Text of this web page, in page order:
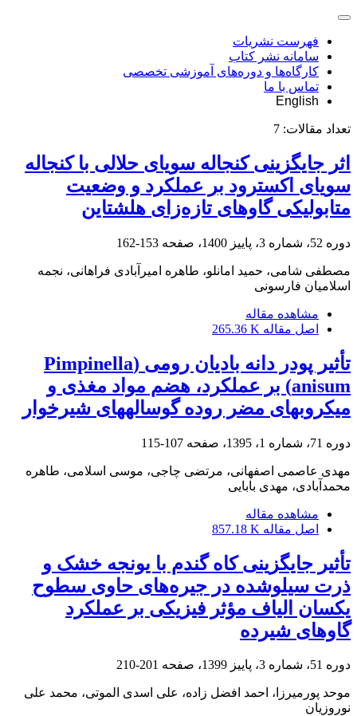
فهرست نشریات
سامانه نشر کتاب
کارگاه‌ها و دوره‌های آموزشی تخصصی
تماس با ما
English
تعداد مقالات: 7
اثر جایگزینی کنجاله سویای حلالی با کنجاله
سویای اکسترود بر عملکرد و وضعیت
متابولیکی گاوهای ‏تازه‌زای هلشتاین
دوره 52، شماره 3، پاییز 1400، صفحه 153-162
مصطفی شامی، حمید امانلو، طاهره امیرآبادی فراهانی، نجمه
اسلامیان فارسونی
مشاهده مقاله
اصل مقاله 265.36 K
تأثیر پودر دانه بادیان رومی (Pimpinella
anisum) بر عملکرد، هضم مواد مغذی و
میکروبهای مضر روده گوسالههای شیرخوار
دوره 71، شماره 1، 1395، صفحه 107-115
مهدی عاصمی اصفهانی، مرتضی چاجی، موسی اسلامی، طاهره
محمدآبادی، مهدی بابایی
مشاهده مقاله
اصل مقاله 857.18 K
تأثیر جایگزینی کاه گندم با یونجه خشک و
ذرت سیلوشده در جیره‌های حاوی سطوح
یکسان الیاف ‏مؤثر فیزیکی بر عملکرد
گاوهای شیرده
دوره 51، شماره 3، پاییز 1399، صفحه 201-210
موحد پورمیرزا، احمد افضل‌ زاده، علی اسدی الموتی، محمد علی
نوروزیان